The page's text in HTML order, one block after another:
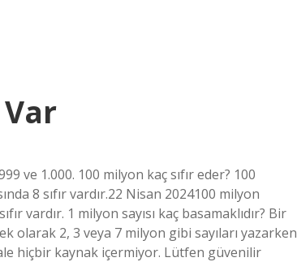
ve 1.000. 100 milyon kaç sıfır eder? 100
8 sıfır vardır.22 Nisan 2024100 milyon
vardır. 1 milyon sayısı kaç basamaklıdır? Bir
olarak 2, 3 veya 7 milyon gibi sayıları yazarken
hiçbir kaynak içermiyor. Lütfen güvenilir